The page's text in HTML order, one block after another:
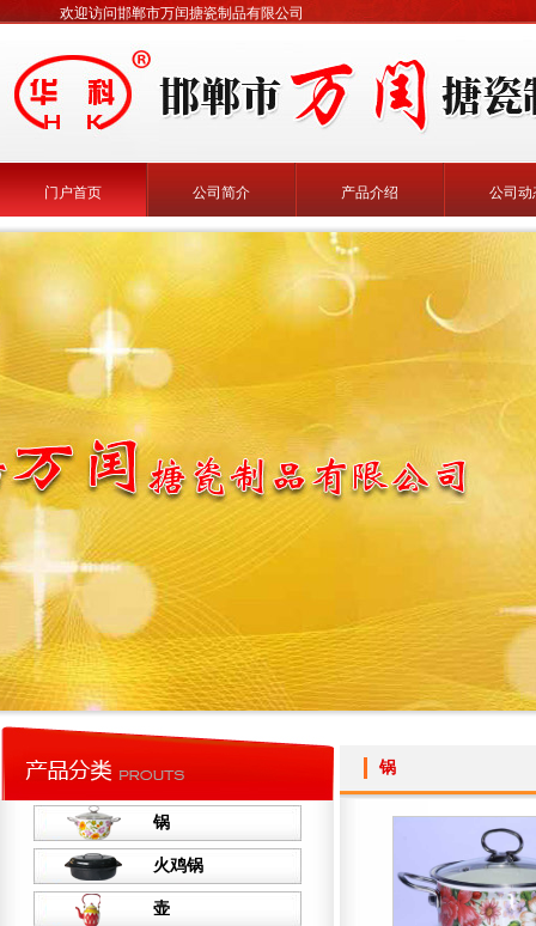
欢迎访问邯郸市万闰搪瓷制品有限公司
门户首页 公司简介 产品介绍 公司动
锅
火鸡锅
壶
锅